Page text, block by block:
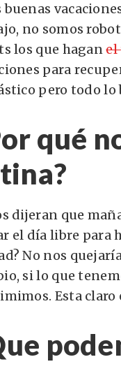
buenas
no somos
los que haganel
para
pero todo lo
qué
dijeran que
el día libre para
No nos
si lo que
Esta claro